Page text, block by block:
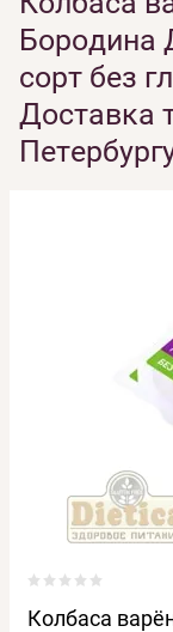
Бородина
сорт без
Доставка
Колбаса